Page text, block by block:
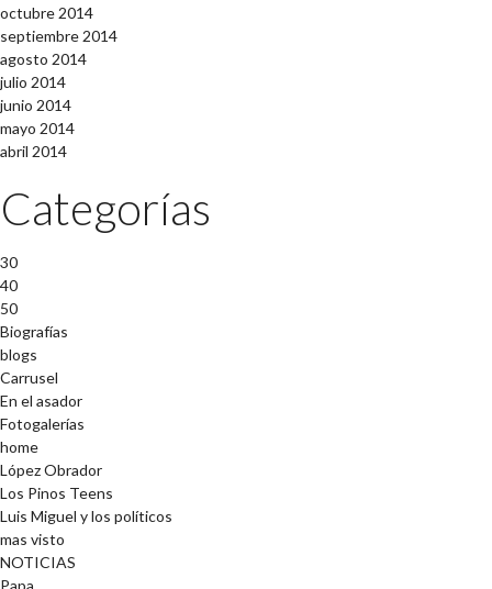
octubre 2014
septiembre 2014
agosto 2014
julio 2014
junio 2014
mayo 2014
abril 2014
Categorías
30
40
50
Biografías
blogs
Carrusel
En el asador
Fotogalerías
home
López Obrador
Los Pinos Teens
Luis Miguel y los políticos
mas visto
NOTICIAS